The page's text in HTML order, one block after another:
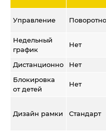
Управление
Недельный
график
Нет
Дистанционно
Нет
Блокировка
от детей
Нет
Дизайн рамки Стандарт